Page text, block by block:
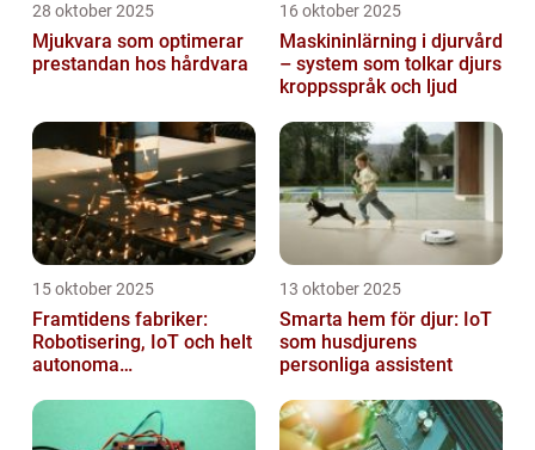
28 oktober 2025
Mjukvara som optimerar
prestandan hos hårdvara
16 oktober 2025
Maskininlärning i djurvård
– system som tolkar djurs
kroppsspråk och ljud
15 oktober 2025
Framtidens fabriker:
Robotisering, IoT och helt
autonoma
13 oktober 2025
Smarta hem för djur: IoT
som husdjurens
personliga assistent